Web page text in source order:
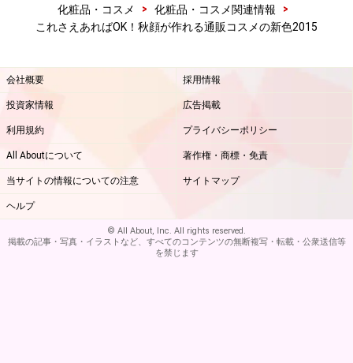
化粧品・コスメ
> 化粧品・コスメ関連情報
>
これさえあればOK！秋顔が作れる通販コスメの新色2015
会社概要 採用情報
投資家情報 広告掲載
利用規約 プライバシーポリシー
All Aboutについて 著作権・商標・免責
当サイトの情報についての注意 サイトマップ
ヘルプ
© All About, Inc. All rights reserved.
掲載の記事・写真・イラストなど、すべてのコンテンツの無断複写・転載・公衆送信等
を禁じます